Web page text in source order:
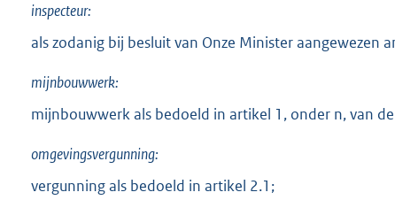
inspecteur:
als zodanig bij besluit van Onze Minister aangewezen
mijnbouwwerk:
mijnbouwwerk als bedoeld in artikel 1, onder n, van
omgevingsvergunning:
vergunning als bedoeld in artikel 2.1;